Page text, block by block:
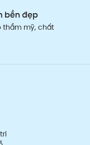
bền đẹp
thẩm mỹ, chất